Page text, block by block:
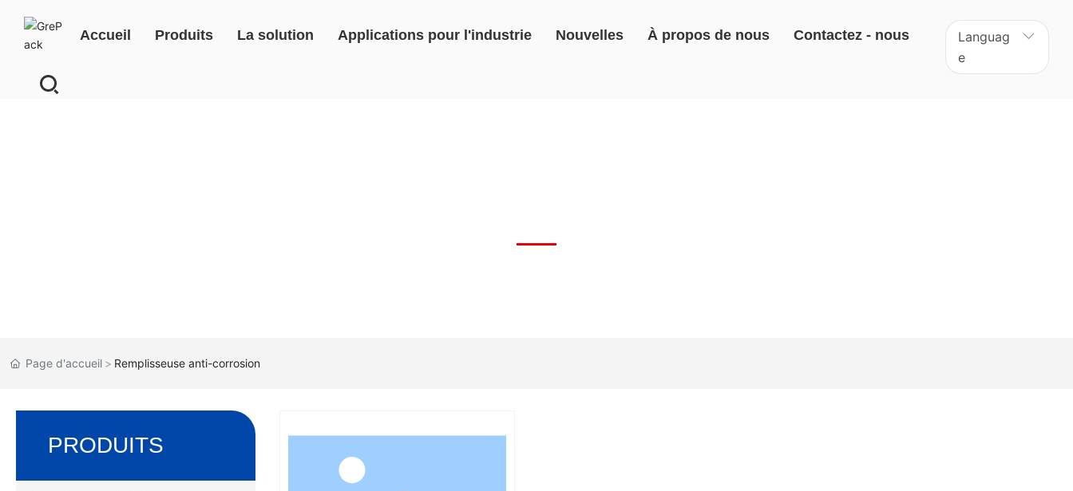
Accueil Produits La solution Applications pour l'industrie Nouvelles À propos de nous Contactez - nous
Languag
e
Bo
Page d'accueil Remplisseuse anti-corrosion
PRODUITS